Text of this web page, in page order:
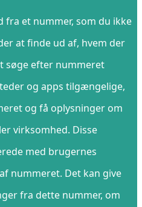
fra et nummer, som du ikke
at finde ud af, hvem der
søge efter nummeret
og apps tilgængelige,
og få oplysninger om
virksomhed. Disse
med brugernes
nummeret. Det kan give
fra dette nummer, om